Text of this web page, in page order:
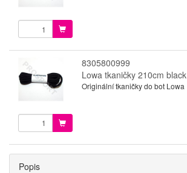
8305800999
Lowa tkaničky 210cm black
Originální tkaničky do bot Lowa
Popis